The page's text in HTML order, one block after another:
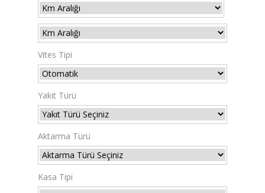
Vites Tipi
Yakıt Türü
Aktarma Türü
Kasa Tipi